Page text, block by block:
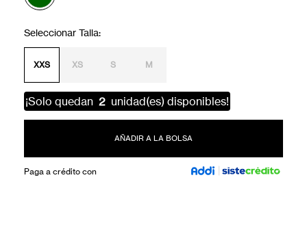
XXS XS S M
¡Solo quedan 2 unidad(es) disponibles!
AÑADIR A LA BOLSA
Paga a crédito con